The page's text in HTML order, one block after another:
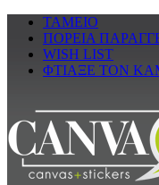
ΤΑΜΕΙΟ
ΠΟΡΕΙΑ
WISH LIST
ΦΤΙΑΞΕ ΤΟΝ